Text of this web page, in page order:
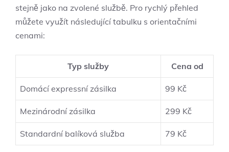
stejně jako na zvolené službě. Pro rychlý přehled
můžete využít následující tabulku s orientačními
cenami:
Typ služby Cena od
Domácí expressní zásilka 99 Kč
Mezinárodní zásilka 299 Kč
Standardní balíková služba 79 Kč